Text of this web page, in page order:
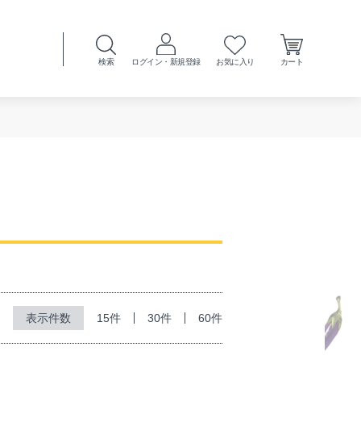
検索 ログイン・新規登録 お気に入り カート
15件 30件 60件